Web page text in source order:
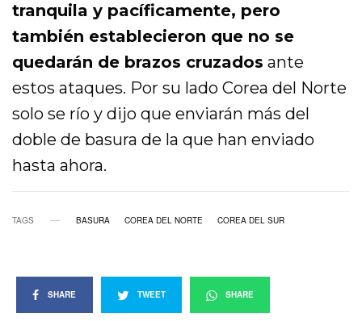
tranquila y pacíficamente, pero
también establecieron que no se
quedarán de brazos cruzados ante
estos ataques. Por su lado Corea del Norte
solo se río y dijo que enviarán más del
doble de basura de la que han enviado
hasta ahora.
TAGS BASURA COREA DEL NORTE COREA DEL SUR
SHARE TWEET SHARE